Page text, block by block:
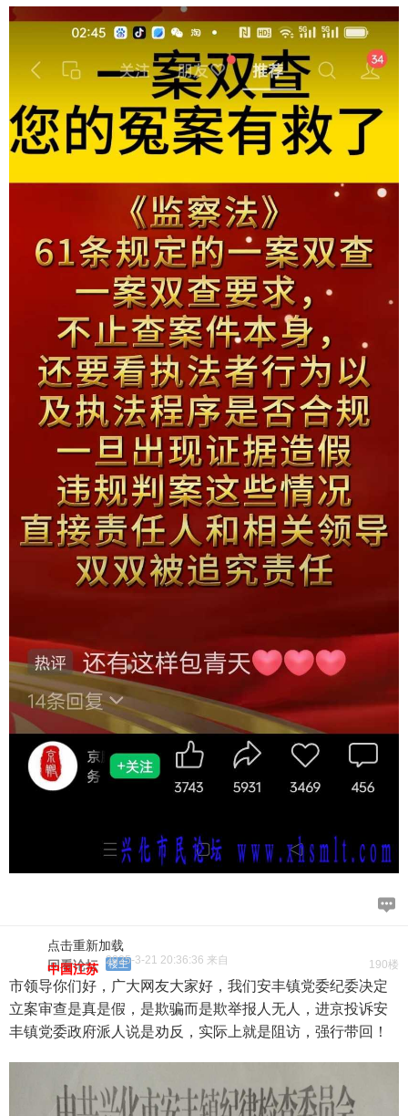
点击重新加载
190楼
回看论坛 楼主
2025-3-21 20:36:36 来自
中国江苏
市领导你们好，广大网友大家好，我们安丰镇党委纪委决定
立案审查是真是假，是欺骗而是欺举报人无人，进京投诉安
丰镇党委政府派人说是劝反，实际上就是阻访，强行带回！